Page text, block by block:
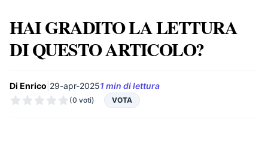
HAI GRADITO LA LETTURA
DI QUESTO ARTICOLO?
Di Enrico 29-apr-20251 min di lettura
(0 voti) VOTA